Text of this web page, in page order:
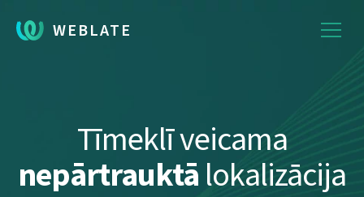
WEBLATE
Tīmeklī veicama
nepārtrauktā lokalizācija